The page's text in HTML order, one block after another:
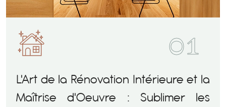
01
L'Art de la Rénovation Intérieure et la
Maîtrise d'Oeuvre : Sublimer les